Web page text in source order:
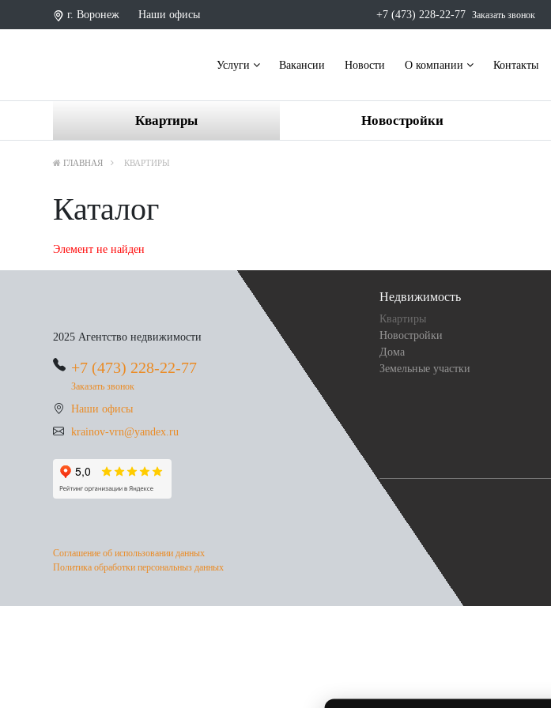
г. Воронеж Наши офисы +7 (473) 228-22-77 Заказать звонок
Услуги Вакансии Новости О компании Контакты
Квартиры Новостройки
ГЛАВНАЯ КВАРТИРЫ
Каталог
Элемент не найден
2025 Агентство недвижимости
+7 (473) 228-22-77
Заказать звонок
Наши офисы
krainov-vrn@yandex.ru
Соглашение об использовании данных
Политика обработки персональныз данных
Недвижимость
Квартиры
Новостройки
Дома
Земельные участки